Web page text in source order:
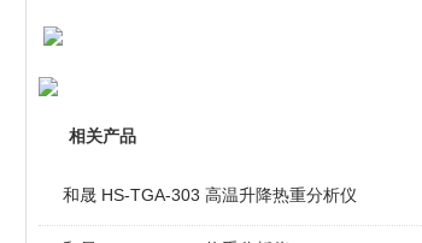
相关产品
和晟 HS-TGA-303 高温升降热重分析仪